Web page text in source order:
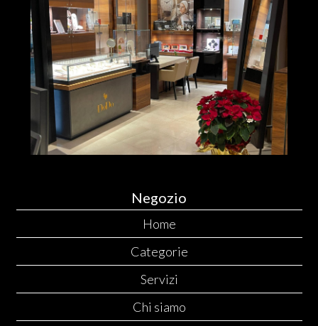
Negozio
Home
Categorie
Servizi
Chi siamo